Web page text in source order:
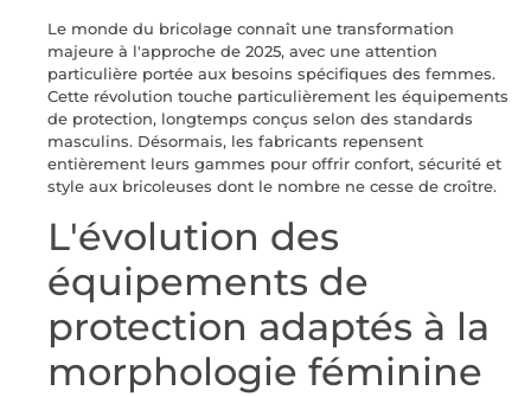
Le monde du bricolage connaît une transformation
majeure à l'approche de 2025, avec une attention
particulière portée aux besoins spécifiques des femmes.
Cette révolution touche particulièrement les équipements
de protection, longtemps conçus selon des standards
masculins. Désormais, les fabricants repensent
entièrement leurs gammes pour offrir confort, sécurité et
style aux bricoleuses dont le nombre ne cesse de croître.
L'évolution des
équipements de
protection adaptés à la
morphologie féminine